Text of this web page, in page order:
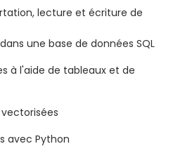
lecture et écriture de
une base de données SQL
à l'aide de tableaux et de
avec Python